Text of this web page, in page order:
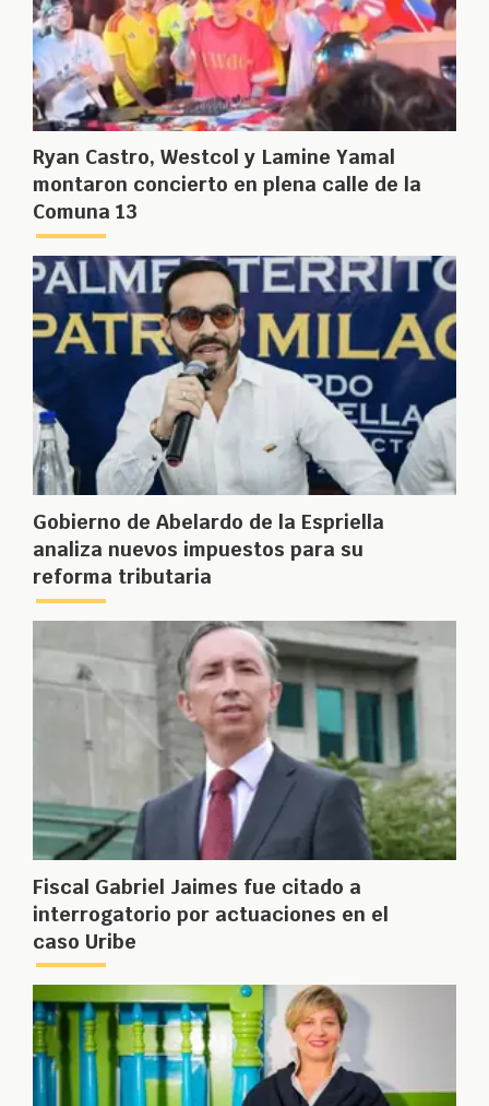
Ryan Castro, Westcol y Lamine Yamal
montaron concierto en plena calle de la
Comuna 13
Gobierno de Abelardo de la Espriella
analiza nuevos impuestos para su
reforma tributaria
Fiscal Gabriel Jaimes fue citado a
interrogatorio por actuaciones en el
caso Uribe